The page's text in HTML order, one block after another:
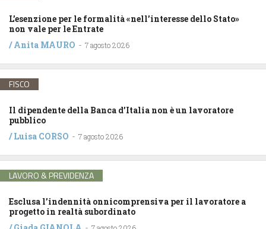
L’esenzione per le formalità «nell’interesse dello Stato»
non vale per le Entrate
/Anita MAURO - 7 agosto 2026
FISCO
Il dipendente della Banca d’Italia non è un lavoratore
pubblico
/Luisa CORSO - 7 agosto 2026
LAVORO & PREVIDENZA
Esclusa l’indennità onnicomprensiva per il lavoratore a
progetto in realtà subordinato